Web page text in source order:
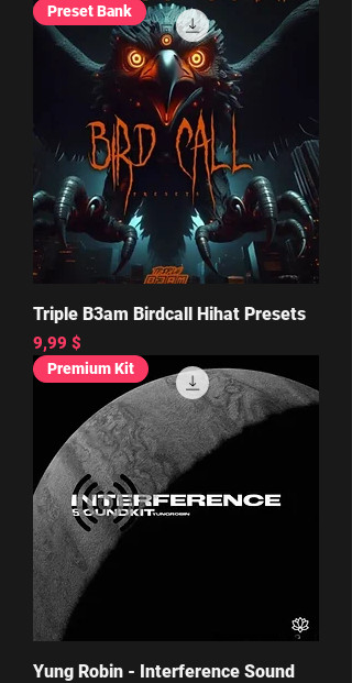
Preset Bank
Triple B3am Birdcall Hihat Presets
Цена
9,99 $
Premium Kit
Yung Robin - Interference Sound